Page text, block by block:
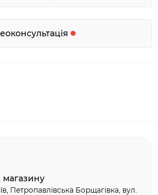
магазину
Петропавлівська Борщагівка, вул.